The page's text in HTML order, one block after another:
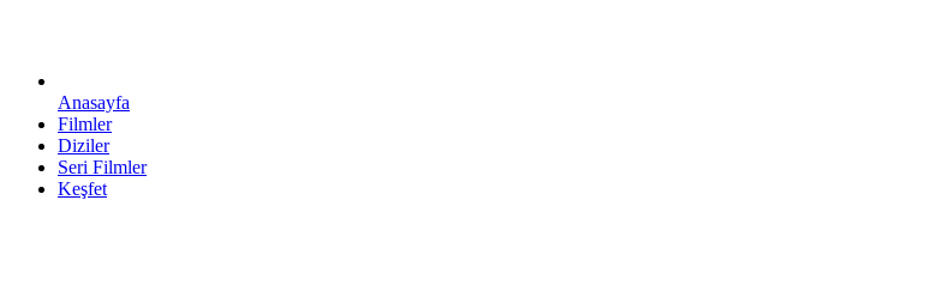
Anasayfa
Filmler
Diziler
Seri Filmler
Keşfet